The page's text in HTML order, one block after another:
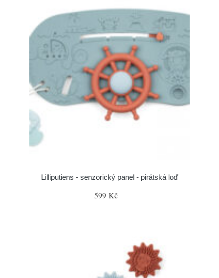
Lilliputiens - senzorický panel - pirátská loď
599 Kč